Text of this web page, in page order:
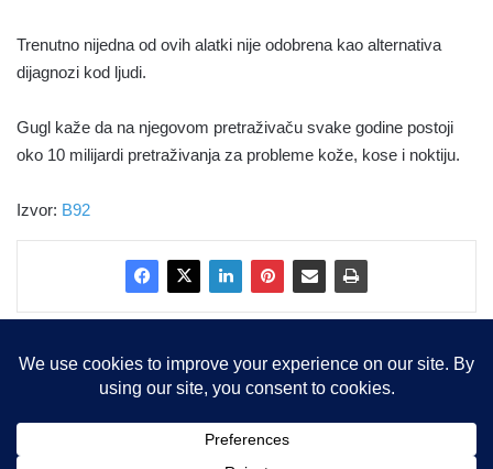
Trenutno nijedna od ovih alatki nije odobrena kao alternativa
dijagnozi kod ljudi.
Gugl kaže da na njegovom pretraživaču svake godine postoji
oko 10 milijardi pretraživanja za probleme kože, kose i noktiju.
Izvor: B92
Copyright © 2015-2025, Sva prava zadržana | LBS Team d.o.o.
Facebook
X LinkedIn